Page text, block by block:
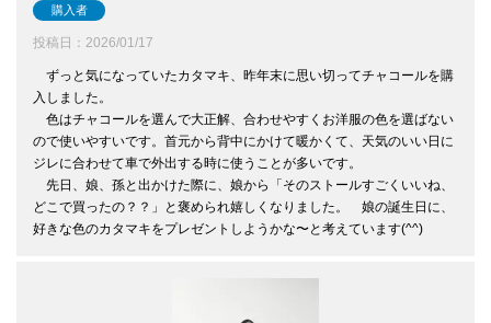
購入者
投稿日 2026/01/17
ずっと気になっていたカタマキ、昨年末に思い切ってチャコールを購
入しました。
色はチャコールを選んで大正解、合わせやすくお洋服の色を選ばない
ので使いやすいです。首元から背中にかけて暖かくて、天気のいい日に
ジレに合わせて車で外出する時に使うことが多いです。
先日、娘、孫と出かけた際に、娘から「そのストールすごくいいね、
どこで買ったの？？」と褒められ嬉しくなりました。　娘の誕生日に、
好きな色のカタマキをプレゼントしようかな〜と考えています(^^)